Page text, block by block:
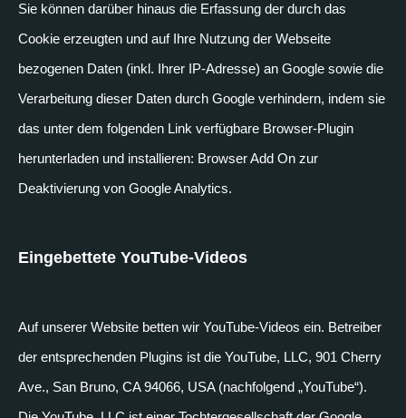
Sie können darüber hinaus die Erfassung der durch das
Cookie erzeugten und auf Ihre Nutzung der Webseite
bezogenen Daten (inkl. Ihrer IP-Adresse) an Google sowie die
Verarbeitung dieser Daten durch Google verhindern, indem sie
das unter dem folgenden Link verfügbare Browser-Plugin
herunterladen und installieren: Browser Add On zur
Deaktivierung von Google Analytics.
Eingebettete YouTube-Videos
Auf unserer Website betten wir YouTube-Videos ein. Betreiber
der entsprechenden Plugins ist die YouTube, LLC, 901 Cherry
Ave., San Bruno, CA 94066, USA (nachfolgend „YouTube“).